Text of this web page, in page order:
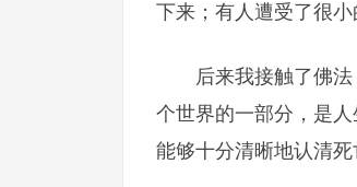
下来；有人遭受了很
后来我接触了佛
个世界的一部分，是
能够十分清晰地认清死